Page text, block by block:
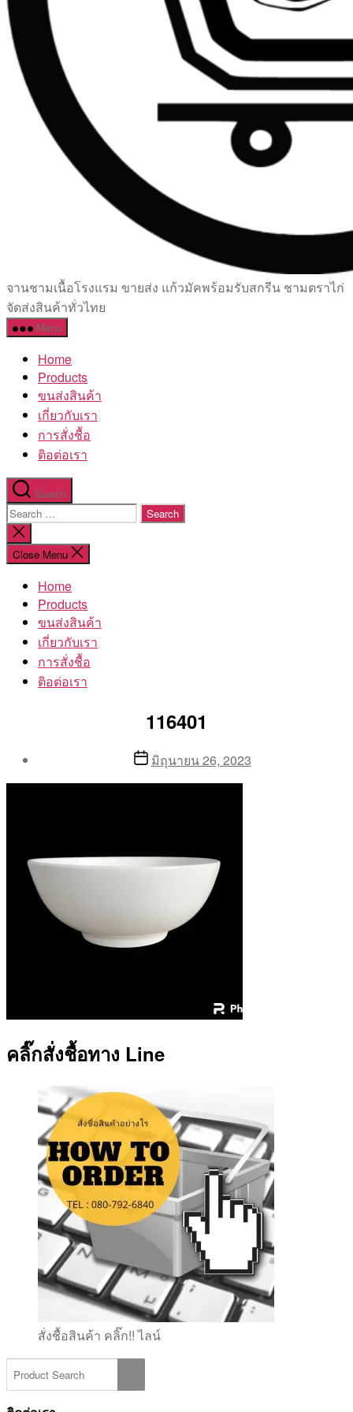
เซรามิค
ครบ
ครัน
โรงงาน
จานชามเนื้อโรงแรม ขายส่ง แก้วมัคพร้อมรับสกรีน ชามตราไก่
จัดส่งสินค้าทั่วไทย
Menu
Home
Products
ขนส่งสินค้า
เกี่ยวกับเรา
การสั่งชื้อ
ติอต่อเรา
Search
Search
for:
Close
search
Close Menu
Home
Products
ขนส่งสินค้า
เกี่ยวกับเรา
การสั่งชื้อ
ติอต่อเรา
116401
By
Postมิถุนายน 26, 2023
คลิ๊กสั่งชื้อทาง Line
สั่งชื้อสินค้า คลิ๊ก!! ไลน์